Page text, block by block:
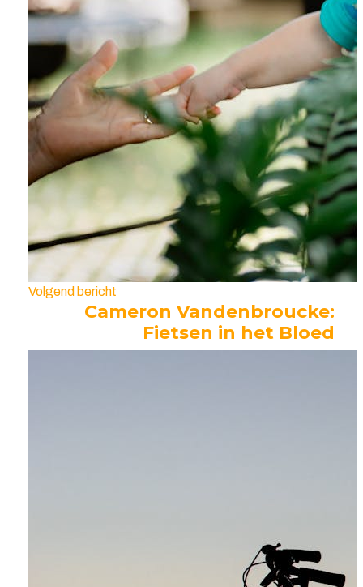
Volgend bericht
Cameron Vandenbroucke:
Fietsen in het Bloed